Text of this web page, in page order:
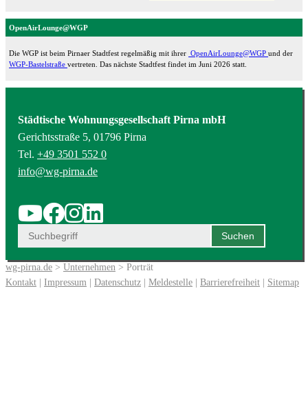
OpenAirLounge@WGP
Die WGP ist beim Pirnaer Stadtfest regelmäßig mit ihrer OpenAirLounge@WGP und der
WGP-Bastelstraße vertreten. Das nächste Stadtfest findet im Juni 2026 statt.
Städtische Wohnungsgesellschaft Pirna mbH
Gerichtsstraße 5, 01796 Pirna
Tel. +49 3501 552 0
info@wg-pirna.de
wg-pirna.de > Unternehmen > Porträt
Kontakt | Impressum | Datenschutz | Meldestelle | Barrierefreiheit | Sitemap